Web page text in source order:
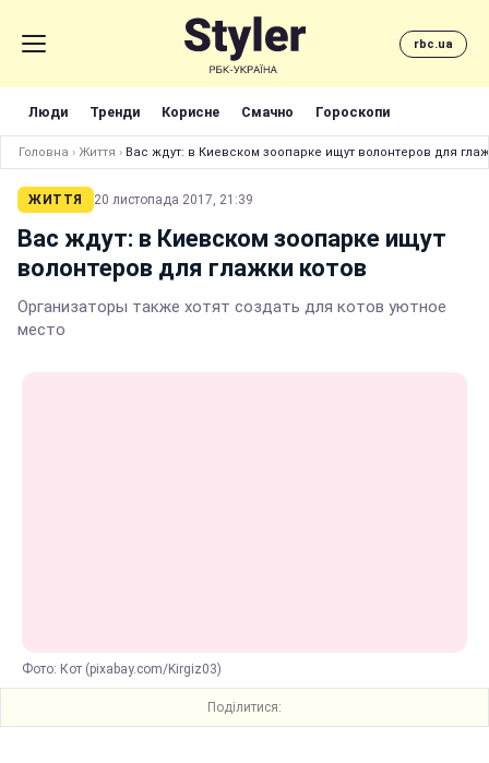
rbc.ua
Люди Тренди Корисне Смачно Гороскопи
Головна › Життя › Вас ждут: в Киевском зоопарке ищут волонтеров для
ЖИТТЯ 20 листопада 2017, 21:39
Вас ждут: в Киевском зоопарке ищут
волонтеров для глажки котов
Организаторы также хотят создать для котов уютное
место
Фото: Кот (pixabay.com/Kirgiz03)
Поділитися: